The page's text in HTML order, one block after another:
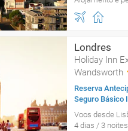
Londres
Holiday Inn
Wandsworth
Reserva
Seguro Básico
Voos desde
4 dias / 3 noites